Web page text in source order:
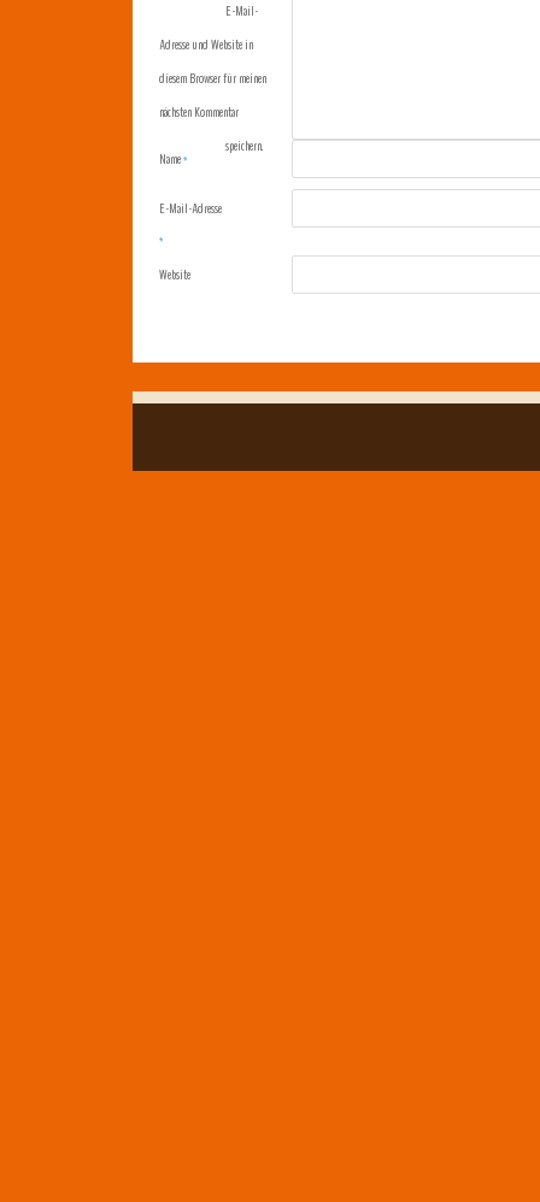
Name*
E-Mail-Adresse
*
Website
E-Mail-
Adresse und Website in
diesem Browser für meinen
nächsten Kommentar
speichern.